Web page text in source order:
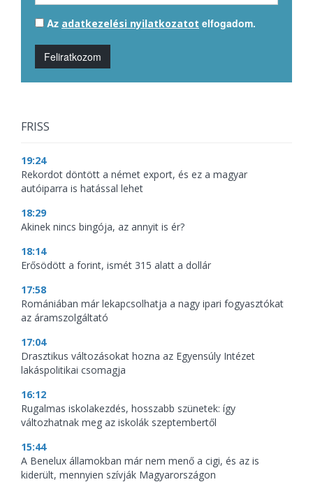
Az adatkezelési nyilatkozatot elfogadom.
Feliratkozom
FRISS
19:24
Rekordot döntött a német export, és ez a magyar
autóiparra is hatással lehet
18:29
Akinek nincs bingója, az annyit is ér?
18:14
Erősödött a forint, ismét 315 alatt a dollár
17:58
Romániában már lekapcsolhatja a nagy ipari fogyasztókat
az áramszolgáltató
17:04
Drasztikus változásokat hozna az Egyensúly Intézet
lakáspolitikai csomagja
16:12
Rugalmas iskolakezdés, hosszabb szünetek: így
változhatnak meg az iskolák szeptembertől
15:44
A Benelux államokban már nem menő a cigi, és az is
kiderült, mennyien szívják Magyarországon